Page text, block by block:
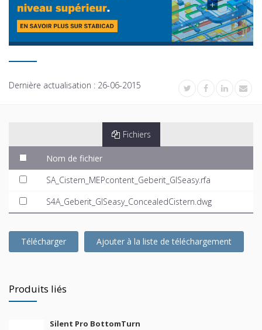
Dernière actualisation : 26-06-2015
Fichiers
Nom de fichier
SA_Cistern_MEPcontent_Geberit_GISeasy.rfa
S4A_Geberit_GISeasy_ConcealedCistern.dwg
Télécharger Ajouter à la liste de téléchargement
Produits liés
Silent Pro BottomTurn